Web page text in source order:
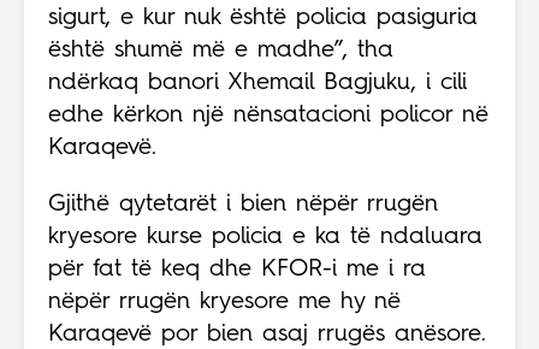
sigurt, e kur nuk është policia pasiguria
është shumë më e madhe”, tha
ndërkaq banori Xhemail Bagjuku, i cili
edhe kërkon një nënsatacioni policor në
Karaqevë.
Gjithë qytetarët i bien nëpër rrugën
kryesore kurse policia e ka të ndaluara
për fat të keq dhe KFOR-i me i ra
nëpër rrugën kryesore me hy në
Karaqevë por bien asaj rrugës anësore.